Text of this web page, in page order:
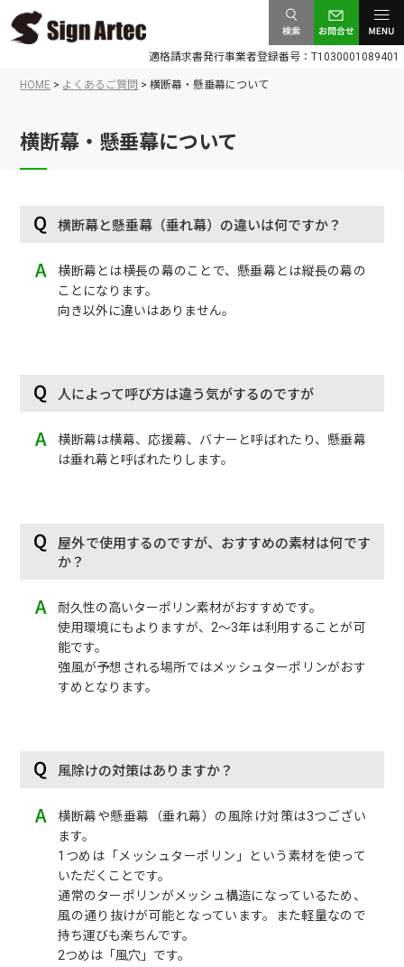
検索
お問合
メニュ
適格請求書発行事業者登録番号：T1030001089401
HOME > よくあるご質問 >横断幕・懸垂幕について
横断幕・懸垂幕について
横断幕と懸垂幕（垂れ幕）の違いは何ですか？
横断幕とは横長の幕のことで、懸垂幕とは縦長の幕の
ことになります。
向き以外に違いはありません。
人によって呼び方は違う気がするのですが
横断幕は横幕、応援幕、バナーと呼ばれたり、懸垂幕
は垂れ幕と呼ばれたりします。
屋外で使用するのですが、おすすめの素材は何です
か？
耐久性の高いターポリン素材がおすすめです。
使用環境にもよりますが、2〜3年は利用することが可
能です。
強風が予想される場所ではメッシュターポリンがおす
すめとなります。
風除けの対策はありますか？
横断幕や懸垂幕（垂れ幕）の風除け対策は3つござい
ます。
1つめは「メッシュターポリン」という素材を使って
いただくことです。
通常のターポリンがメッシュ構造になっているため、
風の通り抜けが可能となっています。また軽量なので
持ち運びも楽ちんです。
2つめは「風穴」です。